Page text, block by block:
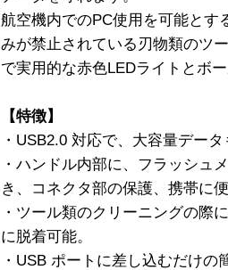
航空機内でのPC使用を可能とす
みが禁止されている刃物類のツ
で実用的な赤色LEDライトとボ
【特徴】
・USB2.0 対応で、大容量デー
・ハンドル内部に、フラッシュ
き、コネクタ部の保護、携帯に
・ツール類のクリーニングの際
に脱着可能。
・USB ポートに差し込むだけ